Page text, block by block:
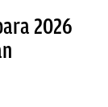
2026